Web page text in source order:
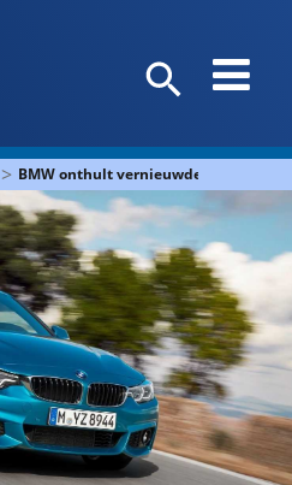
> BMW onthult vernieuwde 4 Serie-